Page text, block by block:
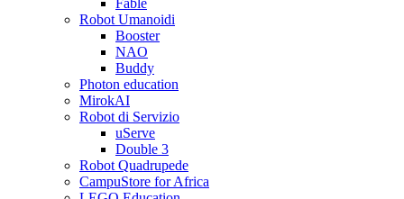
Robot Umanoidi
Booster
NAO
Buddy
Photon education
MirokAI
Robot di Servizio
uServe
Double 3
Robot Quadrupede
CampuStore for Africa